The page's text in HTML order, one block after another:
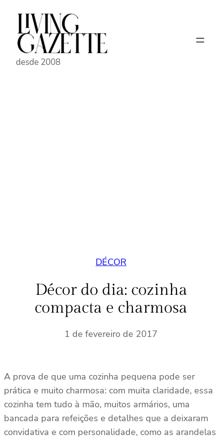
Pular
conteúdo
desde 2008
DÉCOR
Décor do dia: cozinha
compacta e charmosa
1 de fevereiro de 2017
A prova de que uma cozinha pequena pode ser
prática e muito charmosa: com muita claridade, essa
cozinha tem tudo à mão, muitos armários, uma
bancada para refeições e detalhes que a deixaram
convidativa e com personalidade, como as arandelas